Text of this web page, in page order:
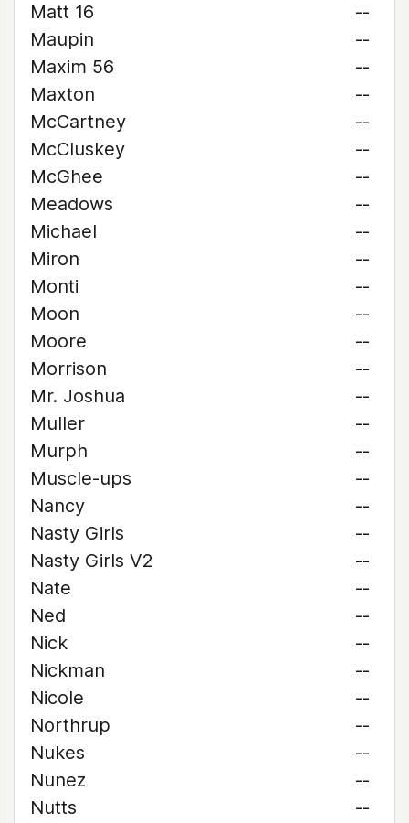
Matt 16
--
Maupin
--
Maxim 56
--
Maxton
--
McCartney
--
McCluskey
--
McGhee
--
Meadows
--
Michael
--
Miron
--
Monti
--
Moon
--
Moore
--
Morrison
--
Mr. Joshua
--
Muller
--
Murph
--
Muscle-ups
--
Nancy
--
Nasty Girls
--
Nasty Girls V2
--
Nate
--
Ned
--
Nick
--
Nickman
--
Nicole
--
Northrup
--
Nukes
--
Nunez
--
Nutts
--